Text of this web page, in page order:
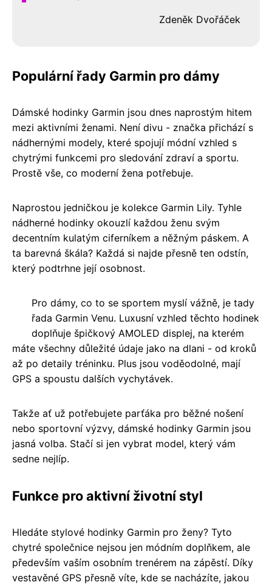
Zdeněk Dvořáček
Populární řady Garmin pro dámy
Dámské hodinky Garmin jsou dnes naprostým hitem
mezi aktivními ženami. Není divu - značka přichází s
nádhernými modely, které spojují módní vzhled s
chytrými funkcemi pro sledování zdraví a sportu.
Prostě vše, co moderní žena potřebuje.
Naprostou jedničkou je kolekce Garmin Lily. Tyhle
nádherné hodinky okouzlí každou ženu svým
decentním kulatým ciferníkem a něžným páskem. A
ta barevná škála? Každá si najde přesně ten odstín,
který podtrhne její osobnost.
Pro dámy, co to se sportem myslí vážně, je tady
řada Garmin Venu. Luxusní vzhled těchto hodinek
doplňuje špičkový AMOLED displej, na kterém
máte všechny důležité údaje jako na dlani - od kroků
až po detaily tréninku. Plus jsou voděodolné, mají
GPS a spoustu dalších vychytávek.
Takže ať už potřebujete parťáka pro běžné nošení
nebo sportovní výzvy, dámské hodinky Garmin jsou
jasná volba. Stačí si jen vybrat model, který vám
sedne nejlíp.
Funkce pro aktivní životní styl
Hledáte stylové hodinky Garmin pro ženy? Tyto
chytré společnice nejsou jen módním doplňkem, ale
především vaším osobním trenérem na zápěstí. Díky
vestavěné GPS přesně víte, kde se nacházíte, jakou